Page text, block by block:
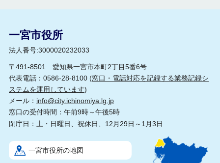
一宮市役所
法人番号:3000020232033
〒491-8501 愛知県一宮市本町2丁目5番6号
代表電話：0586-28-8100 (窓口・電話対応を記録する業務記録シ
ステムを運用しています)
メール： info@city.ichinomiya.lg.jp
窓口の受付時間：午前9時～午後5時
閉庁日：土・日曜日、祝休日、12月29日～1月3日
一宮市役所の地図